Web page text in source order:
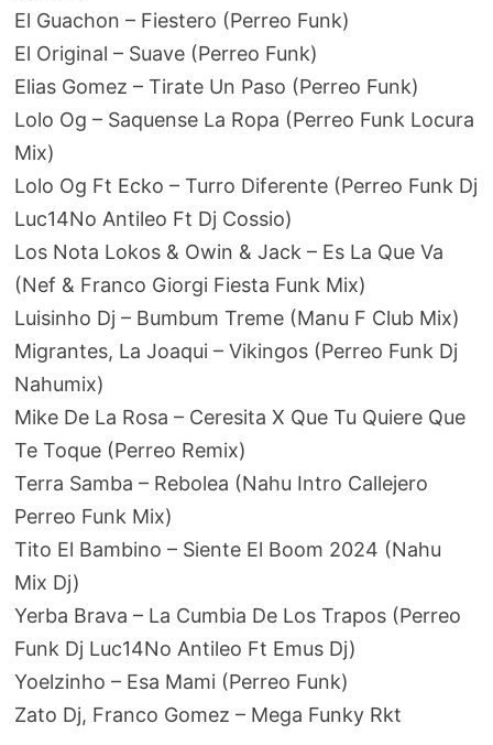
El Guachon – Fiestero (Perreo Funk)
El Original – Suave (Perreo Funk)
Elias Gomez – Tirate Un Paso (Perreo Funk)
Lolo Og – Saquense La Ropa (Perreo Funk Locura
Mix)
Lolo Og Ft Ecko – Turro Diferente (Perreo Funk Dj
Luc14No Antileo Ft Dj Cossio)
Los Nota Lokos & Owin & Jack – Es La Que Va
(Nef & Franco Giorgi Fiesta Funk Mix)
Luisinho Dj – Bumbum Treme (Manu F Club Mix)
Migrantes, La Joaqui – Vikingos (Perreo Funk Dj
Nahumix)
Mike De La Rosa – Ceresita X Que Tu Quiere Que
Te Toque (Perreo Remix)
Terra Samba – Rebolea (Nahu Intro Callejero
Perreo Funk Mix)
Tito El Bambino – Siente El Boom 2024 (Nahu
Mix Dj)
Yerba Brava – La Cumbia De Los Trapos (Perreo
Funk Dj Luc14No Antileo Ft Emus Dj)
Yoelzinho – Esa Mami (Perreo Funk)
Zato Dj, Franco Gomez – Mega Funky Rkt